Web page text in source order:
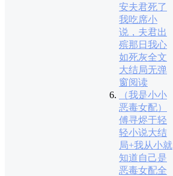
安夫君死了
我吃席小
说，夫君出
殡那日我心
如死灰全文
大结局无弹
窗阅读
（我是小小
恶毒女配）
傅寻烬于轻
轻小说大结
局+我从小就
知道自己是
恶毒女配全